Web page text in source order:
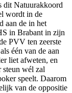
dit Natuurakkoord
wordt in de
aan de in het
in Brabant in zijn
PVV ten zeerste
één van de aan
liet afweten, en
steun wél zal
speelt. Daarom
van de oppositie